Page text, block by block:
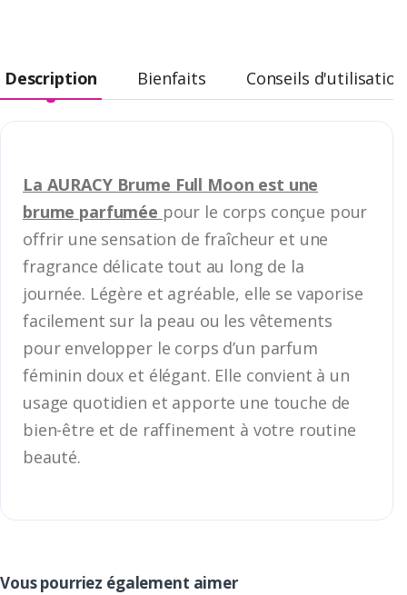
Description Bienfaits Conseils d'utilisation
La AURACY Brume Full Moon est une
brume parfumée pour le corps conçue pour
offrir une sensation de fraîcheur et une
fragrance délicate tout au long de la
journée. Légère et agréable, elle se vaporise
facilement sur la peau ou les vêtements
pour envelopper le corps d’un parfum
féminin doux et élégant. Elle convient à un
usage quotidien et apporte une touche de
bien-être et de raffinement à votre routine
beauté.
Vous pourriez également aimer